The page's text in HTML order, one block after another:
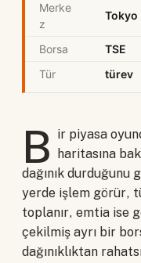
Merke
z
Tokyo
Borsa
TSE
Tür
türev
B ir piyasa
haritasına
dağınık durduğunu
yerde işlem görür,
toplanır, emtia ise
çekilmiş ayrı bir
dağınıklıktan